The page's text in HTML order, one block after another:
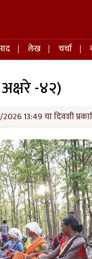
लेख चर्चा
-४२)
2026 13:49 या दिवशी